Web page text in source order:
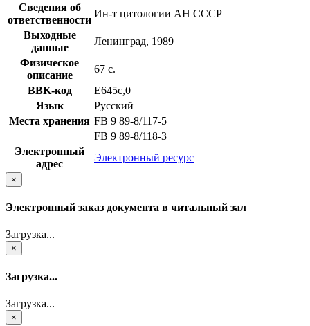
Сведения об
ответственности
Ин-т цитологии АН СССР
Выходные
данные
Ленинград, 1989
Физическое
описание
67 с.
BBK-код
Е645с,0
Язык
Русский
Места хранения FB 9 89-8/117-5
FB 9 89-8/118-3
Электронный
адрес
Электронный ресурс
×
Электронный заказ документа в читальный зал
Загрузка...
×
Загрузка...
Загрузка...
×